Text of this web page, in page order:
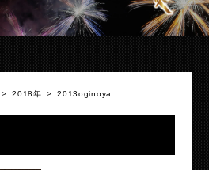
>2018年 >2013oginoya